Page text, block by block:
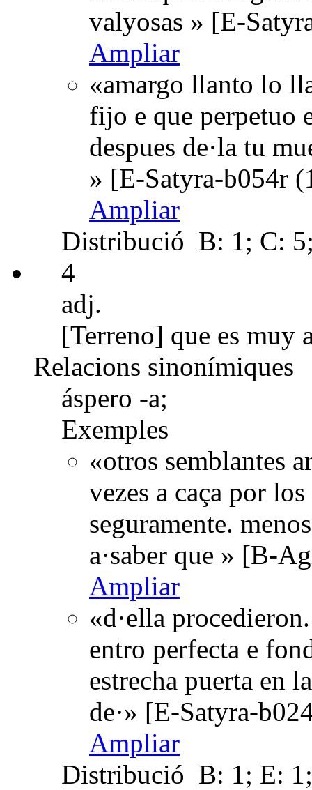
valyosas » [E-
Ampliar
«amargo llanto lo
fijo e que perpetuo
despues de·la tu
» [E-Satyra-b054r
Ampliar
Distribució B: 1; C:
4
adj.
[Terreno] que es muy
Relacions sinonímiques
áspero -a;
Exemples
«otros semblantes
vezes a caça por
seguramente.
a·saber que » [B-
Ampliar
«d·ella
entro perfecta e
estrecha puerta en
de·» [E-Satyra-
Ampliar
Distribució B: 1; E: 1;